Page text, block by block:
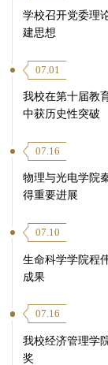
学校召开党委理
建思想
07.01
我校在第十届教
中获历史性突破
07.16
物理与光电学院
得重要进展
07.10
生命科学学院程
成果
07.16
我校经济管理学
奖